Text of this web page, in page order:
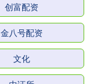
创富配资
金八号配资
文化